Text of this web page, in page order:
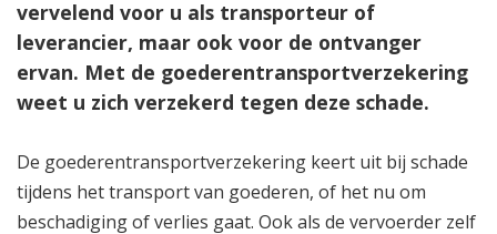
vervelend voor u als transporteur of
leverancier, maar ook voor de ontvanger
ervan. Met de goederentransportverzekering
weet u zich verzekerd tegen deze schade.
De goederentransportverzekering keert uit bij schade
tijdens het transport van goederen, of het nu om
beschadiging of verlies gaat. Ook als de vervoerder zelf